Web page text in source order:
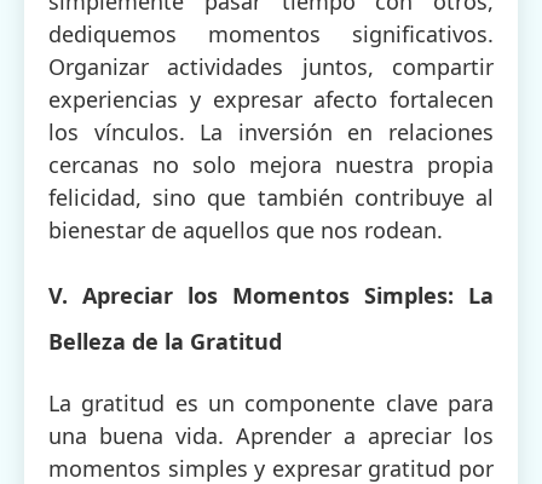
dediquemos momentos significativos.
Organizar actividades juntos, compartir
experiencias y expresar afecto fortalecen
los vínculos. La inversión en relaciones
cercanas no solo mejora nuestra propia
felicidad, sino que también contribuye al
bienestar de aquellos que nos rodean.
V. Apreciar los Momentos Simples: La
Belleza de la Gratitud
La gratitud es un componente clave para
una buena vida. Aprender a apreciar los
momentos simples y expresar gratitud por